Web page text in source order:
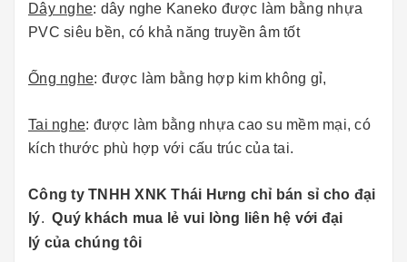
Dây nghe: dây nghe Kaneko được làm bằng nhựa
PVC siêu bền, có khả năng truyền âm tốt
Ống nghe: được làm bằng hợp kim không gỉ,
Tai nghe: được làm bằng nhựa cao su mềm mại, có
kích thước phù hợp với cấu trúc của tai.
Công ty TNHH XNK Thái Hưng chỉ bán sỉ cho đại
lý.Quý khách mua lẻ vui lòng liên hệ với đại
lý của chúng tôi